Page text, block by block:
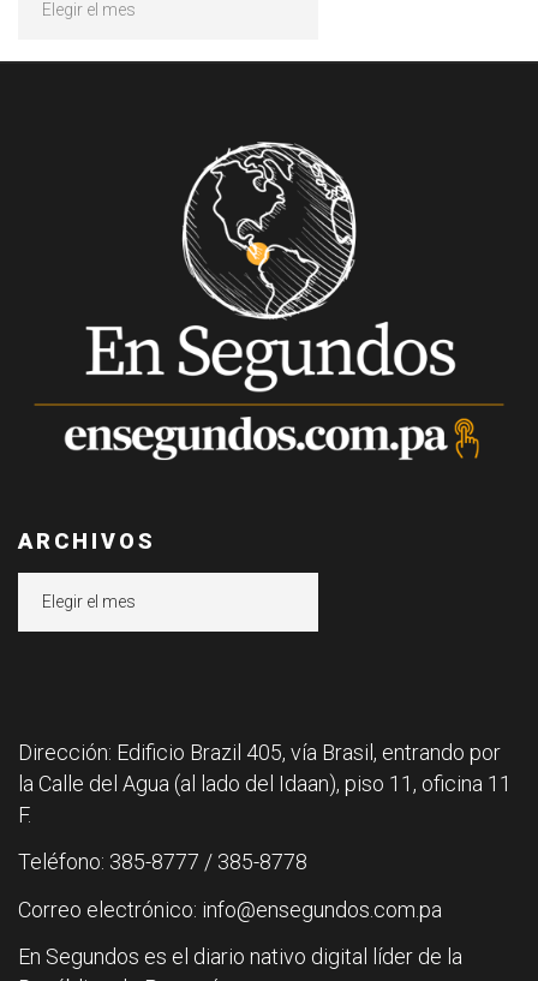
ARCHIVOS
Dirección: Edificio Brazil 405, vía Brasil, entrando por
la Calle del Agua (al lado del Idaan), piso 11, oficina 11
F.
Teléfono: 385-8777 / 385-8778
Correo electrónico: info@ensegundos.com.pa
En Segundos es el diario nativo digital líder de la